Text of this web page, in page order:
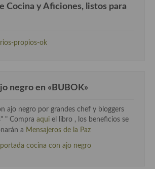
Cocina y Aficiones, listos para
negro en «BUBOK»
ajo negro por grandes chef y bloggers
" Compra aqui el libro , los beneficios se
a Mensajeros de la Paz